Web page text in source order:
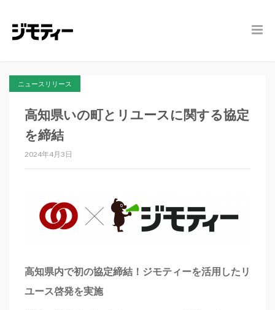
ニュースリリース
高知県いの町とリユースに関する協定
を締結
2024年4月3日
高知県内で初の協定締結！ジモティーを活用したリ
ユース啓発を実施